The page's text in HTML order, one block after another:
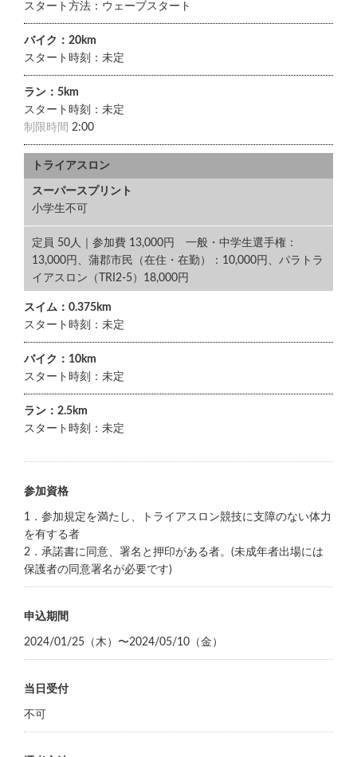
スタート方法：ウェーブスタート
バイク：20km
スタート時刻：未定
ラン：5km
スタート時刻：未定
制限時間 2:00
トライアスロン
スーパースプリント
小学生不可
定員 50人｜参加費 13,000円 一般・中学生選手権：
13,000円、蒲郡市民（在住・在勤）：10,000円、パラトラ
イアスロン（TRI2-5）18,000円
スイム：0.375km
スタート時刻：未定
バイク：10km
スタート時刻：未定
ラン：2.5km
スタート時刻：未定
参加資格
1．参加規定を満たし、トライアスロン競技に支障のない体力
を有する者
2．承諾書に同意、署名と押印がある者。(未成年者出場には
保護者の同意署名が必要です)
申込期間
2024/01/25（木）〜2024/05/10（金）
当日受付
不可